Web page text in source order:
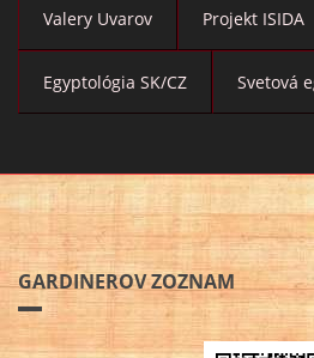
Valery Uvarov Projekt ISIDA
Egyptológia SK/CZ Svetová
GARDINEROV ZOZNAM